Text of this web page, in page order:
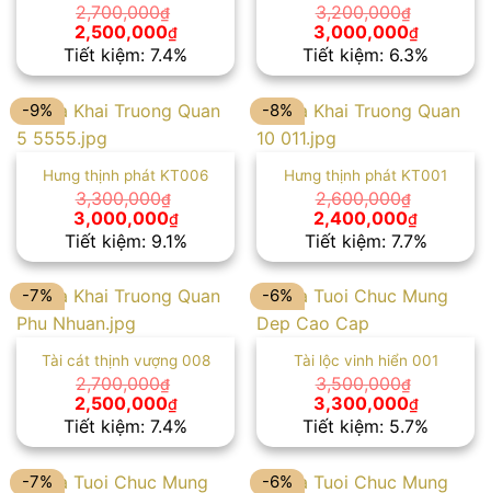
2,700,000₫
Giá
gốc
là:
2,700,000₫.
2,500,000₫Giá
hiện
tại
là:
2,500,000₫.
Tiết kiệm: 7.4%
3,200,000₫
Giá
gốc
là:
3,200,000₫.
3,000,000₫Giá
hiện
tại
là:
Tiết kiệm: 6.3%
-9%
Hưng thịnh phát KT006
3,300,000₫
Giá
gốc
là:
3,300,000₫.
3,000,000₫Giá
hiện
tại
là:
3,000,000₫.
Tiết kiệm: 9.1%
-8%
Hưng thịnh phát KT001
2,600,000₫
Giá
gốc
là:
2,600,000₫.
2,400,000₫Giá
hiện
tại
là:
Tiết kiệm: 7.7%
-7%
Tài cát thịnh vượng 008
2,700,000₫
Giá
gốc
là:
2,700,000₫.
2,500,000₫Giá
hiện
tại
là:
2,500,000₫.
Tiết kiệm: 7.4%
-6%
Tài lộc vinh hiển 001
3,500,000₫
Giá
gốc
là:
3,500,000₫.
3,300,000₫Giá
hiện
tại
là:
Tiết kiệm: 5.7%
-7% -6%